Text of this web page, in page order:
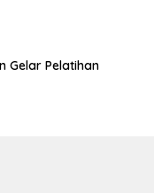
Gelar Pelatihan